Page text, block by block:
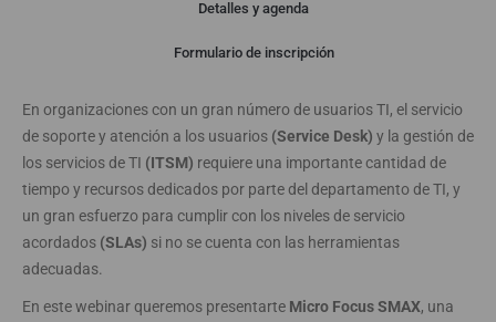
Detalles y agenda
Formulario de inscripción
En organizaciones con un gran número de usuarios TI, el servicio
de soporte y atención a los usuarios (Service Desk) y la gestión de
los servicios de TI (ITSM) requiere una importante cantidad de
tiempo y recursos dedicados por parte del departamento de TI, y
un gran esfuerzo para cumplir con los niveles de servicio
acordados (SLAs) si no se cuenta con las herramientas
adecuadas.
En este webinar queremos presentarte Micro Focus SMAX, una